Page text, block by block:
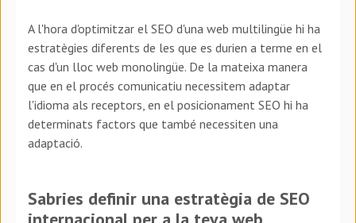
A l'hora d'optimitzar el SEO d'una web multilingüe hi ha
estratègies diferents de les que es durien a terme en el
cas d'un lloc web monolingüe. De la mateixa manera
que en el procés comunicatiu necessitem adaptar
l'idioma als receptors, en el posicionament SEO hi ha
determinats factors que també necessiten una
adaptació.
Sabries definir una estratègia de SEO